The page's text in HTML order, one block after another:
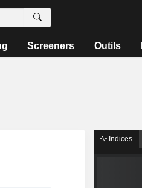
Screeners Outils
Indices